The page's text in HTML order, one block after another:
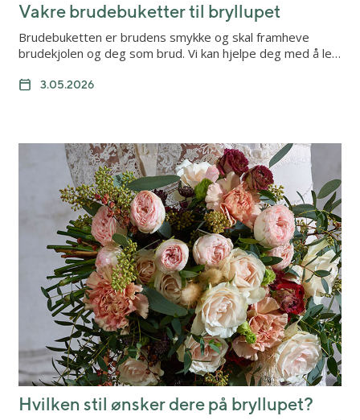
Vakre brudebuketter til bryllupet
Brudebuketten er brudens smykke og skal framheve
brudekjolen og deg som brud. Vi kan hjelpe deg med å le…
3.05.2026
Hvilken stil ønsker dere på bryllupet?